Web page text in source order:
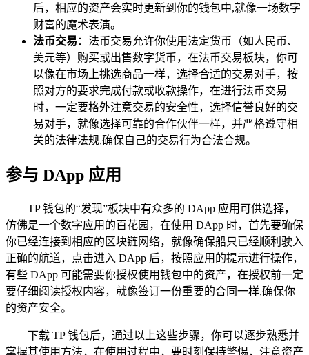
后，相应的资产会实时更新到你的钱包中,就像一场数字
财富的魔术表演。
法币交易 ：法币交易允许你使用法定货币（如人民币、
美元等）购买或出售数字货币，在法币交易板块，你可
以像在市场上挑选商品一样，选择合适的交易对手，按
照对方的要求完成付款或收款操作，在进行法币交易
时，一定要格外注意交易的安全性，选择信誉良好的交
易对手，就像选择可靠的合作伙伴一样，并严格遵守相
关的法律法规,确保自己的交易行为合法合规。
参与 DApp 应用
TP 钱包的“发现”板块中有众多的 DApp 应用可供选择，
仿佛是一个数字应用的百花园，在使用 DApp 时，首先要确保
你已经连接到相应的区块链网络，就像确保船只已经顺利驶入
正确的航道，点击进入 DApp 后，按照应用的提示进行操作，
有些 DApp 可能需要你授权使用钱包中的资产，在授权前一定
要仔细阅读授权内容，就像签订一份重要的合同一样,确保你
的资产安全。
下载 TP 钱包后，通过以上这些步骤，你可以逐步熟悉并
掌握其使用方法，在使用过程中，要时刻保持警惕，注意资产